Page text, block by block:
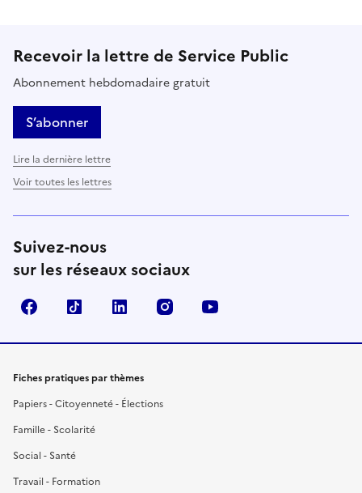
Recevoir la lettre de Service Public
Abonnement hebdomadaire gratuit
S’abonner
Lire la dernière lettre
Voir toutes les lettres
Suivez-nous
sur les réseaux sociaux
FacebookTikTok LinkedIn Instagram
Fiches pratiques par thèmes
Papiers - Citoyenneté - Élections
Famille - Scolarité
Social - Santé
Travail - Formation